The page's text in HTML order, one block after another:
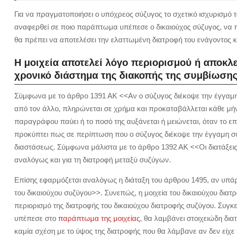
Για να πραγματοποιήσει ο υπόχρεος σύζυγος το σχετικό
αναφερθεί σε ποιο παράπτωμα υπέπεσε ο δικαιούχος σύζυγος,
θα πρέπει να αποτελέσει την ελαττωμένη διατροφή του ενάγοντος
Η μοιχεία αποτελεί λόγο περιορισμού ή
χρονικό διάστημα της διακοπής της
Σύμφωνα με το άρθρο 1391 ΑΚ <<Αν ο σύζυγος διέκοψε την έγγαμη
από τον άλλο, πληρώνεται σε χρήμα και προκαταβάλλεται κάθε
παραγράφου παύει ή το ποσό της αυξάνεται ή μειώνεται, όταν το
προκύπτει πως σε περίπτωση που ο σύζυγος διέκοψε την έγγαμη
διαστάσεως. Σύμφωνα μάλιστα με το άρθρο 1392 ΑΚ <<Οι
αναλόγως και για τη διατροφή μεταξύ συζύγων.
Επίσης εφαρμόζεται αναλόγως η διάταξη του άρθρου 1495, αν
του δικαιούχου συζύγου>>. Συνεπώς, η μοιχεία του δικαιούχου
περιορισμό της διατροφής του δικαιούχου διατροφής συζύγου.
υπέπεσε στο παράπτωμα της μοιχείας, θα λαμβάνει στοιχειώδη
καμία σχέση με το ύψος της διατροφής που θα λάμβανε αν δεν είχε